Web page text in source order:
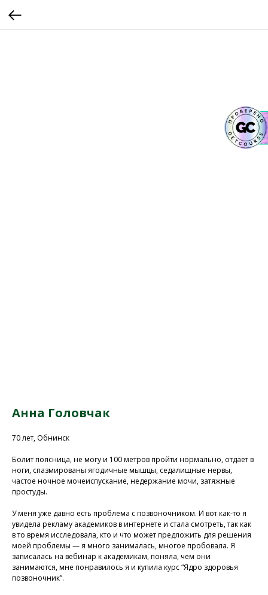
Анна Головчак
70 лет, Обнинск
Болит поясница, не могу и 100 метров пройти нормально, отдает в
ноги, спазмированы ягодичные мышцы, седалищные нервы,
частое ночное мочеиспускание, недержание мочи, затяжные
простуды.
У меня уже давно есть проблема с позвоночником. И вот как-то я
увидела рекламу академиков в интернете и стала смотреть, так как
в то время исследовала, кто и что может предложить для решения
моей проблемы — я много занималась, многое пробовала. Я
записалась на вебинар к академикам, поняла, чем они
занимаются, мне понравилось я и купила курс “Ядро здоровья
позвоночник”.